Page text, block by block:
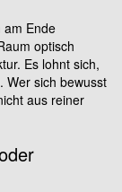
am Ende
optisch
Es lohnt sich,
Wer sich bewusst
aus reiner